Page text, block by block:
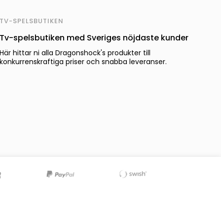
SPELSBUTIKEN
spelsbutiken med Sveriges nöjdaste kunder
hittar ni alla Dragonshock's produkter till
priser och snabba leveranser.